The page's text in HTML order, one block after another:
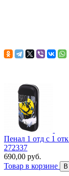
Пенал 1 отд с 1
272337
690,00 руб.
Товар в корзине
В